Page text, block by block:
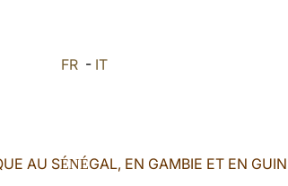
FR - IT
AU SÉNÉGAL, EN GAMBIE ET EN